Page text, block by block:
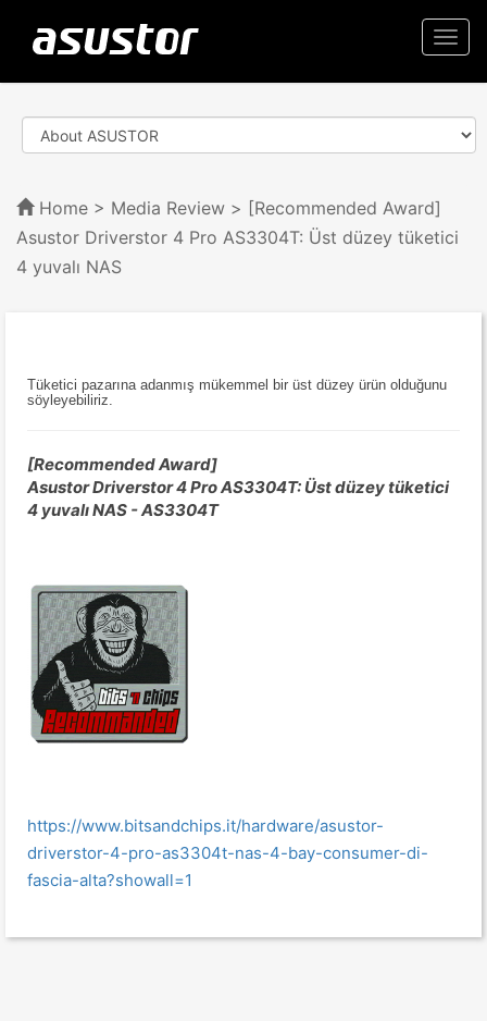
Home > Media Review > [Recommended Award]
Asustor Driverstor 4 Pro AS3304T: Üst düzey tüketici
4 yuvalı NAS
Tüketici pazarına adanmış mükemmel bir üst düzey ürün olduğunu
söyleyebiliriz.
[Recommended Award]
Asustor Driverstor 4 Pro AS3304T: Üst düzey tüketici
4 yuvalı NAS - AS3304T
https://www.bitsandchips.it/hardware/asustor-
driverstor-4-pro-as3304t-nas-4-bay-consumer-di-
fascia-alta?showall=1